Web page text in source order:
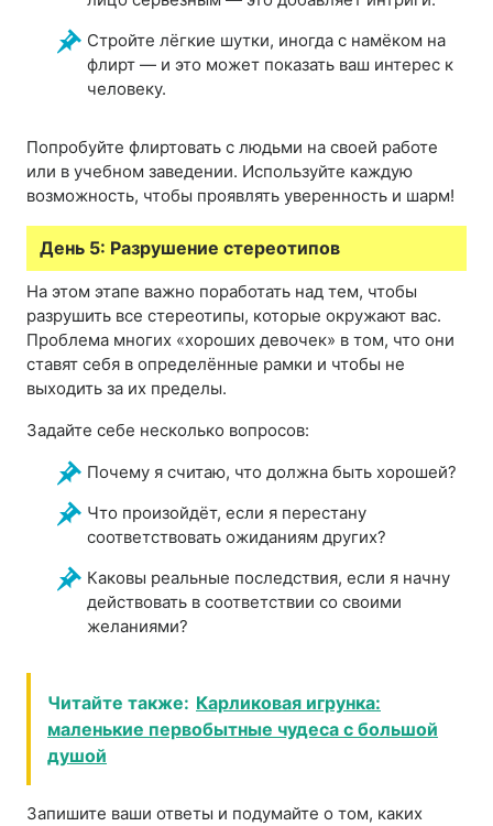
Стройте лёгкие шутки, иногда с намёком на
флирт — и это может показать ваш интерес к
человеку.
Попробуйте флиртовать с людьми на своей работе
или в учебном заведении. Используйте каждую
возможность, чтобы проявлять уверенность и шарм!
День 5: Разрушение стереотипов
На этом этапе важно поработать над тем, чтобы
разрушить все стереотипы, которые окружают вас.
Проблема многих «хороших девочек» в том, что они
ставят себя в определённые рамки и чтобы не
выходить за их пределы.
Задайте себе несколько вопросов:
Почему я считаю, что должна быть хорошей?
Что произойдёт, если я перестану
соответствовать ожиданиям других?
Каковы реальные последствия, если я начну
действовать в соответствии со своими
желаниями?
Читайте также: Карликовая игрунка:
маленькие первобытные чудеса с большой
душой
Запишите ваши ответы и подумайте о том, каких